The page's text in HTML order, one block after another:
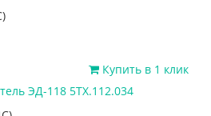
Купить в 1 клик
ЭД-118 5ТХ.112.034